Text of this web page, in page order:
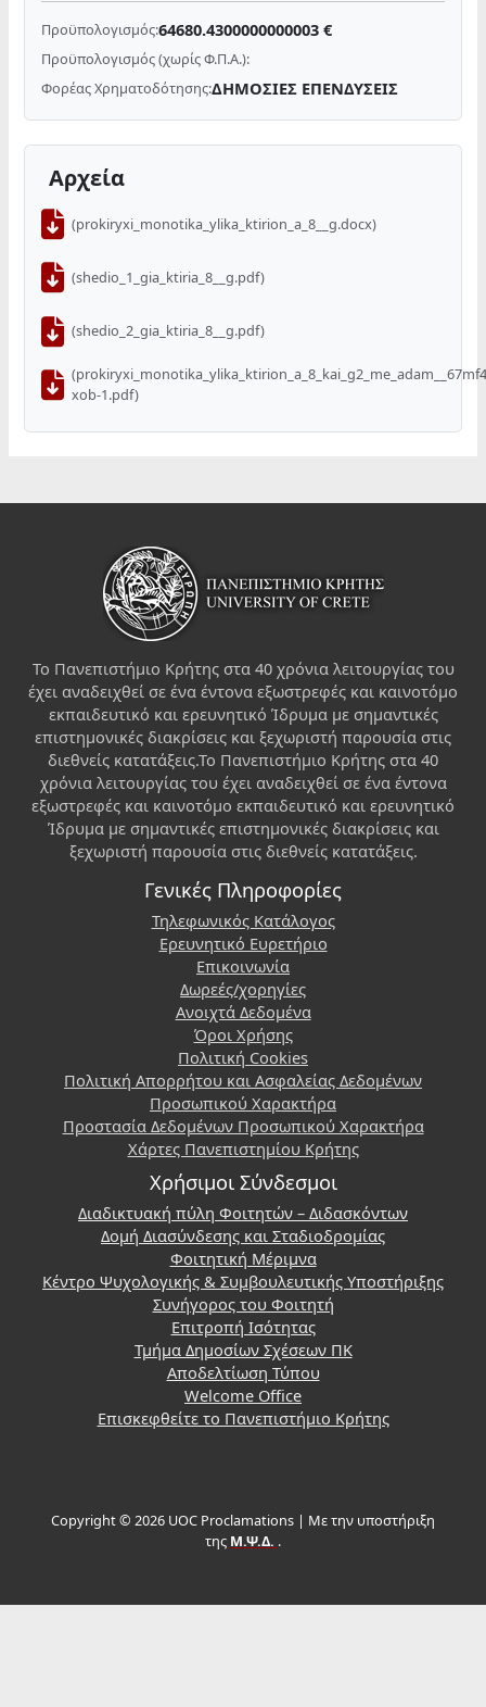
Προϋπολογισμός:64680.4300000000003 €
Προϋπολογισμός (χωρίς Φ.Π.Α.):
Φορέας Χρηματοδότησης:ΔΗΜΟΣΙΕΣ ΕΠΕΝΔΥΣΕΙΣ
Αρχεία
(prokiryxi_monotika_ylika_ktirion_a_8__g.docx)
(shedio_1_gia_ktiria_8__g.pdf)
(shedio_2_gia_ktiria_8__g.pdf)
xob-1.pdf)
Το Πανεπιστήμιο Κρήτης στα 40 χρόνια λειτουργίας του
έχει αναδειχθεί σε ένα έντονα εξωστρεφές και καινοτόμο
εκπαιδευτικό και ερευνητικό Ίδρυμα με σημαντικές
επιστημονικές διακρίσεις και ξεχωριστή παρουσία στις
διεθνείς κατατάξεις.Το Πανεπιστήμιο Κρήτης στα 40
χρόνια λειτουργίας του έχει αναδειχθεί σε ένα έντονα
εξωστρεφές και καινοτόμο εκπαιδευτικό και ερευνητικό
Ίδρυμα με σημαντικές επιστημονικές διακρίσεις και
ξεχωριστή παρουσία στις διεθνείς κατατάξεις.
Γενικές Πληροφορίες
Τηλεφωνικός Κατάλογος
Ερευνητικό Ευρετήριο
Επικοινωνία
Δωρεές/χορηγίες
Ανοιχτά Δεδομένα
Όροι Χρήσης
Πολιτική Cookies
Πολιτική Απορρήτου και Ασφαλείας Δεδομένων
Προσωπικού Χαρακτήρα
Προστασία Δεδομένων Προσωπικού Χαρακτήρα
Χάρτες Πανεπιστημίου Κρήτης
Χρήσιμοι Σύνδεσμοι
Διαδικτυακή πύλη Φοιτητών – Διδασκόντων
Δομή Διασύνδεσης και Σταδιοδρομίας
Φοιτητική Μέριμνα
Κέντρο Ψυχολογικής & Συμβουλευτικής Υποστήριξης
Συνήγορος του Φοιτητή
Επιτροπή Ισότητας
Τμήμα Δημοσίων Σχέσεων ΠΚ
Αποδελτίωση Τύπου
Welcome Office
Επισκεφθείτε το Πανεπιστήμιο Κρήτης
Copyright © 2026 UOC Proclamations | Με την υποστήριξη
της Μ.Ψ.Δ. .